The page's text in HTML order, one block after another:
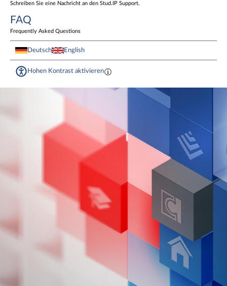
Schreiben Sie eine Nachricht an den Stud.IP Support.
FAQ
Frequently Asked Questions
Deutsch English
Hohen Kontrast aktivieren